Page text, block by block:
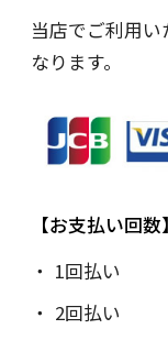
当店でご利用
なります。
お支払い回数
1回払い
2回払い